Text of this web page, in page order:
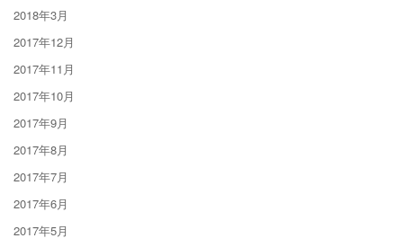
2018年3月
2017年12月
2017年11月
2017年10月
2017年9月
2017年8月
2017年7月
2017年6月
2017年5月